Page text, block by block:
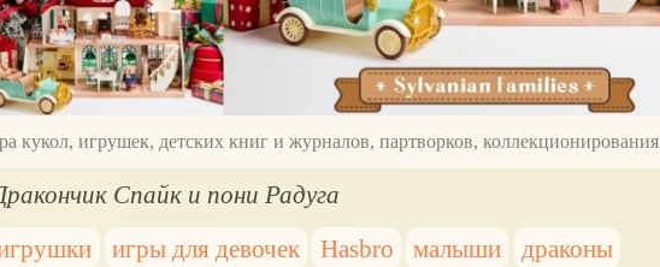
кукол, игрушек, детских книг и журналов, партворков, коллекционирования
Спайк и пони Радуга
игры для девочек Hasbro малыши драконы